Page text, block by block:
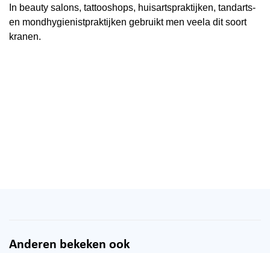
In beauty salons, tattooshops, huisartspraktijken, tandarts-
en mondhygienistpraktijken gebruikt men veela dit soort
kranen.
Anderen bekeken ook